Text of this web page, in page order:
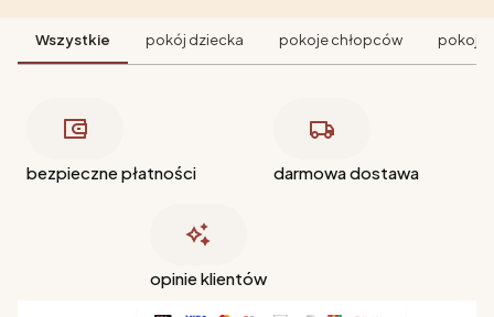
Wszystkie pokój dziecka pokoje chłopców pokoje
bezpieczne płatności darmowa dostawa
opinie klientów